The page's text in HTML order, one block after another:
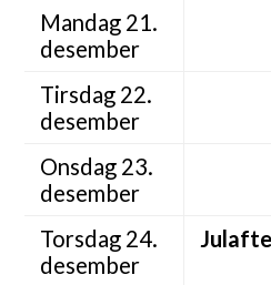
Mandag 21.
desember
Tirsdag 22.
desember
Onsdag 23.
desember
Torsdag 24.
desember